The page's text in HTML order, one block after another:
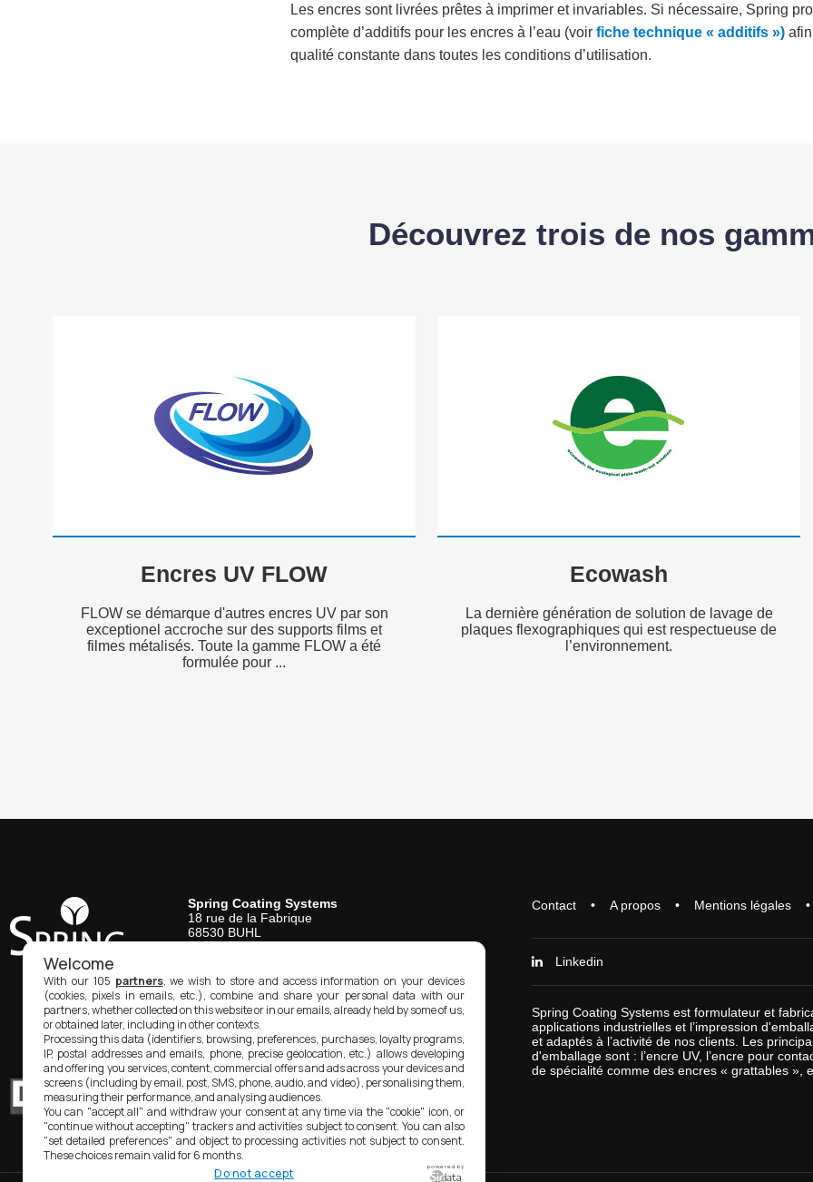
Les encres sont livrées prêtes à imprimer et invariables. Si nécessaire, Spring
complète d’additifs pour les encres à l’eau (voir fiche technique « additifs »)
qualité constante dans toutes les conditions d’utilisation.
Découvrez trois de nos
Encres UV FLOW
FLOW se démarque d'autres encres UV par son
exceptionel accroche sur des supports films et
filmes métalisés. Toute la gamme FLOW a été
formulée pour ...
Ecowash
La dernière génération de solution de lavage de
plaques flexographiques qui est respectueuse de
l’environnement.
Spring Coating Systems
18 rue de la Fabrique
68530 BUHL
Spring Coating Systems USA
1610A Manning Blvd.
Levittown, PA19057
Tél.215-945-4915
contact@spring-coating.com
Contact A propos Mentions légales
Linkedin
Spring Coating Systems est formulateur et
applications industrielles et l’impression
et adaptés à l’activité de nos clients. Les
d'emballage sont : l’encre UV, l’encre pour
de spécialité comme des encres « grattables »,
Welcome
With our 105 partners, we wish to store and access information on your devices
(cookies, pixels in emails, etc.), combine and share your personal data with our
partners, whether collected on this website or in our emails, already held by some of us,
or obtained later, including in other contexts.
Processing this data (identifiers, browsing, preferences, purchases, loyalty programs,
IP, postal addresses and emails, phone, precise geolocation, etc.) allows developing
and offering you services, content, commercial offers and ads across your devices and
screens (including by email, post, SMS, phone, audio, and video), personalising them,
measuring their performance, and analysing audiences.
You can "accept all" and withdraw your consent at any time via the "cookie" icon, or
"continue without accepting" trackers and activities subject to consent. You can also
"set detailed preferences" and object to processing activities not subject to consent.
These choices remain valid for 6 months.
Do not accept
powered by